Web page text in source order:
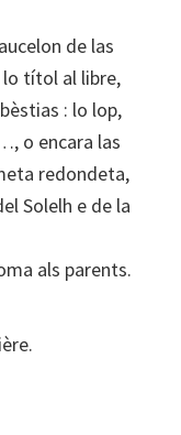
de las
lo títol al libre,
: lo lop,
o encara las
redondeta,
Solelh e de la
als parents.